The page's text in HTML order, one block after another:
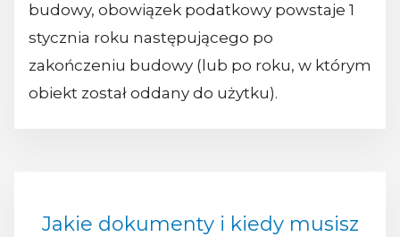
budowy, obowiązek podatkowy powstaje 1
stycznia roku następującego po
zakończeniu budowy (lub po roku, w którym
obiekt został oddany do użytku).
Jakie dokumenty i kiedy musisz